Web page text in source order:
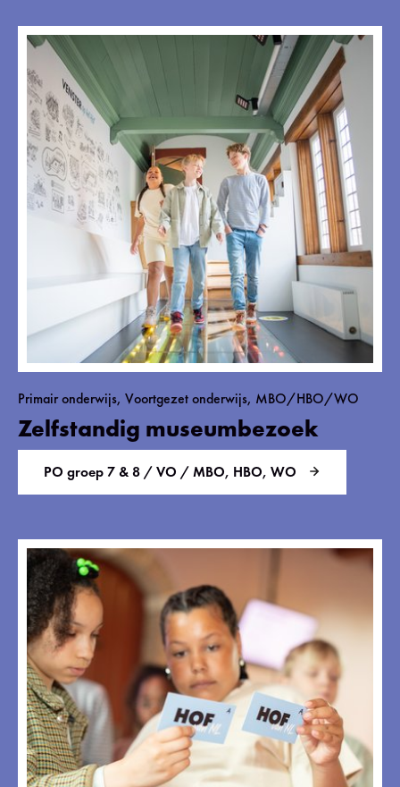
Zelfstandig museumbezoek
Primair onderwijs, Voortgezet onderwijs, MBO/HBO/WO
PO groep 7 & 8 / VO / MBO, HBO, WO